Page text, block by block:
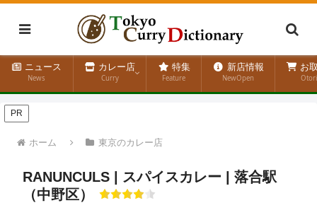
ニュース
News
カレー店
Curry
特集
Feature
新店情報
NewOpen
お
PR
ホーム 東京のカレー店
RANUNCULS | スパイスカレー | 落合駅
（中野区）